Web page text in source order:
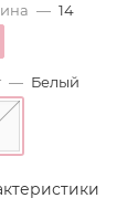
— 14
— Белый